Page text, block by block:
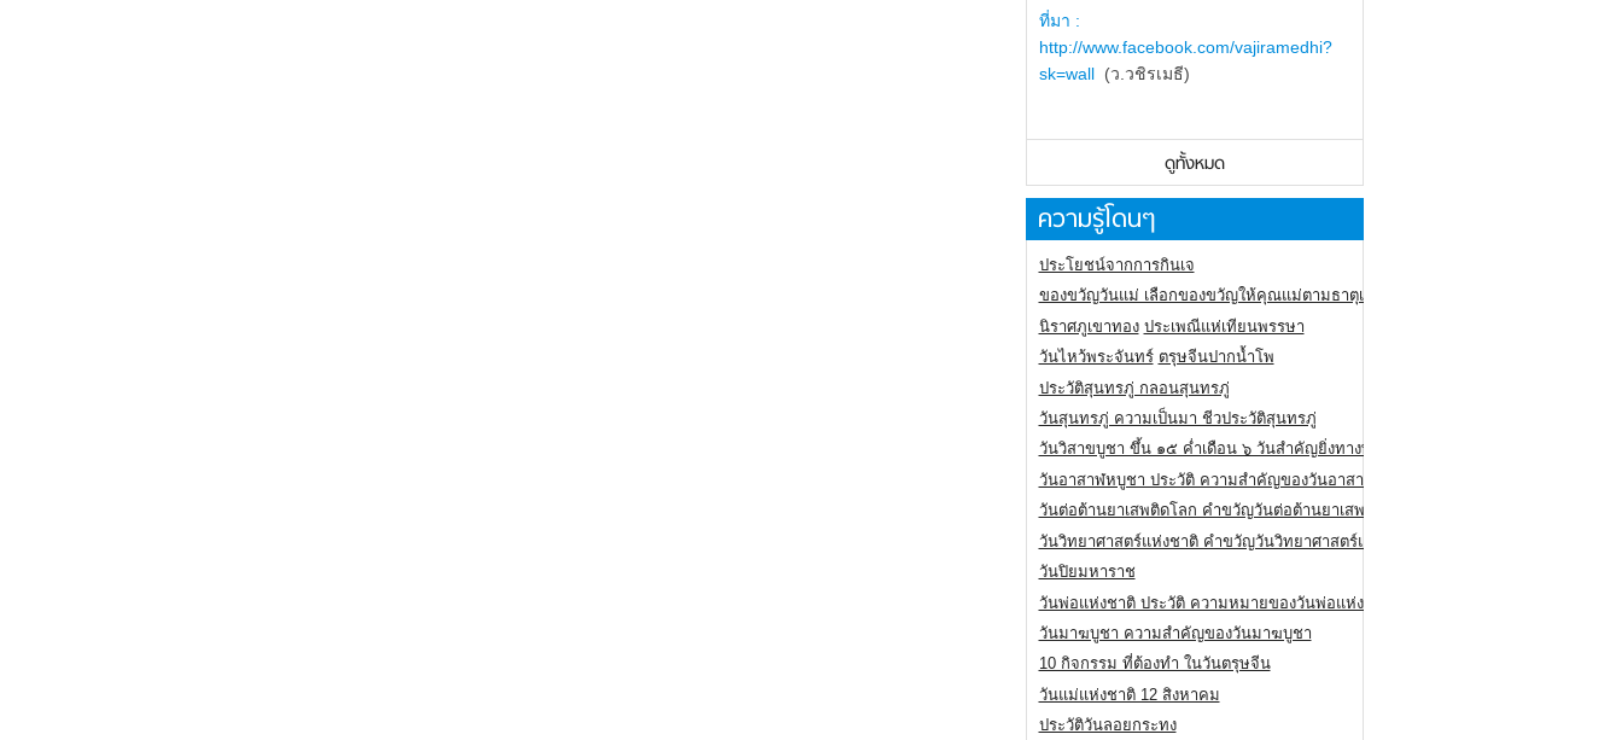
ที่มา :
http://www.facebook.com/vajiramedhi?
sk=wall(ว.วชิรเมธี)
ดูทั้งหมด
ความรู้โดนๆ
ประโยชน์จากการกินเจ
ของขวัญวันแม่ เลือกของขวัญให้คุณแม่ตามธาตุเกิด
นิราศภูเขาทอง ประเพณีแห่เทียนพรรษา
วันไหว้พระจันทร์ ตรุษจีนปากน้ำโพ
ประวัติสุนทรภู่ กลอนสุนทรภู่
วันสุนทรภู่ ความเป็นมา ชีวประวัติสุนทรภู่
วันวิสาขบูชา ขึ้น ๑๕ ค่ำเดือน ๖ วันสำคัญยิ่งทางพระพุทธศาสนา
วันอาสาฬหบูชา ประวัติ ความสําคัญของวันอาสาฬหบูชา
วันต่อต้านยาเสพติดโลก คำขวัญวันต่อต้านยาเสพติดสากล
วันวิทยาศาสตร์แห่งชาติ คำขวัญวันวิทยาศาสตร์แห่งชาติ
วันปิยมหาราช
วันพ่อแห่งชาติ ประวัติ ความหมายของวันพ่อแห่งชาติ
วันมาฆบูชา ความสำคัญของวันมาฆบูชา
10 กิจกรรม ที่ต้องทำ ในวันตรุษจีน
วันแม่แห่งชาติ 12 สิงหาคม
ประวัติวันลอยกระทง